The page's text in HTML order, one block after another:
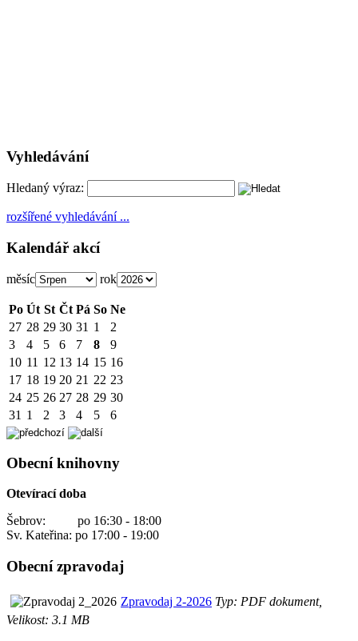
Vyhledávání
Hledaný výraz:
rozšířené vyhledávání ...
Kalendář akcí
měsíc rok
Po Út St Čt Pá So Ne
27 28 29 30 31 1
2
3
4 5 6 7 8
9
10 11 12 13 14 15 16
17 18 19 20 21 22 23
24 25 26 27 28 29 30
31 1 2 3 4 5 6
Obecní knihovny
Otevírací doba
Šebrov: po 16:30 - 18:00
Sv. Kateřina: po 17:00 - 19:00
Obecní zpravodaj
Zpravodaj 2-2026 Typ: PDF dokument,
Velikost: 3.1 MB